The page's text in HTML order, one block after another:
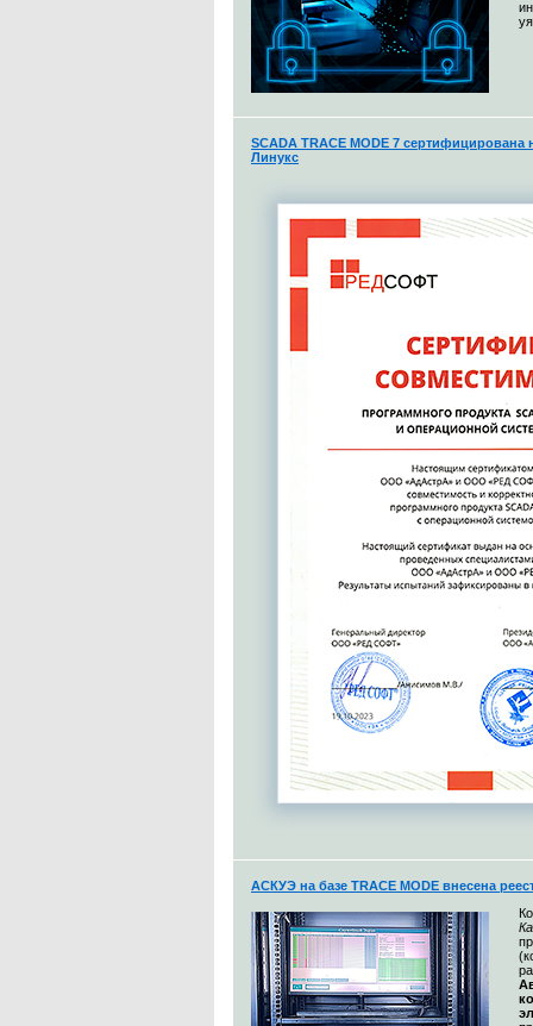
SCADA TRACE MODE 7
Линукс
АСКУЭ на базе TRACE MODE внесена